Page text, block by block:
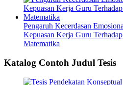
Pengaruh Kecerdasan
Kepuasan Kerja Guru
Matematika
Katalog Contoh Judul Tesis